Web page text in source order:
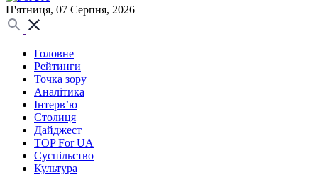
П'ятниця, 07 Серпня, 2026
Головне
Рейтинги
Точка зору
Аналітика
Інтерв’ю
Столиця
Дайджест
TOP For UA
Суспiльство
Культура